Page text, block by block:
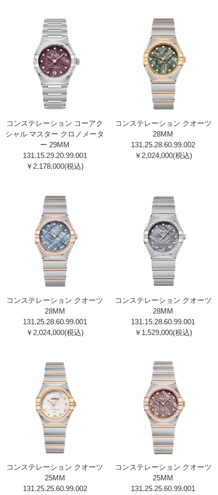
コンステレーション コーアク
シャル マスター クロノメータ
ー 29MM
131.15.29.20.99.00 1
￥2,178,000(税込)
コンステレーション クオーツ
28MM
131.25.28.60.99.00 2
￥2,024,000(税込)
コンステレーション クオーツ
28MM
131.25.28.60.99.00 1
￥2,024,000(税込)
コンステレーション クオーツ
28MM
131.15.28.60.99.00 1
￥1,529,000(税込)
コンステレーション クオーツ
25MM
131.25.25.60.99.00 2
コンステレーション クオーツ
25MM
131.25.25.60.99.00 1